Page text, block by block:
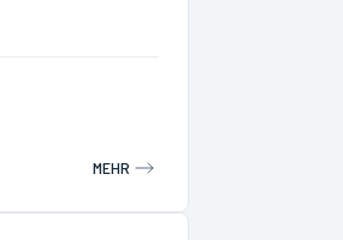
MEHR